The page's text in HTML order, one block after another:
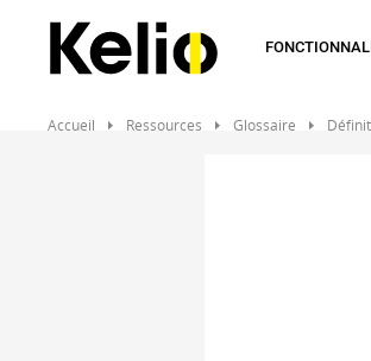
contenu
Accueil Ressources Glossaire